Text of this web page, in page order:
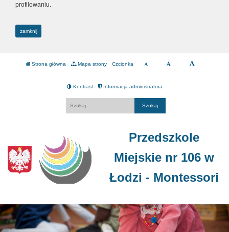
profilowaniu.
zamknij
Strona główna Mapa strony Czcionka
Kontrast Informacja administratora
Przedszkole
Miejskie nr 106 w
Łodzi - Montessori